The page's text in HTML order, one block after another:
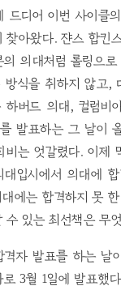
드디어 이번 사이클
찾아왔다. 쟌스 합킨
의대처럼 롤링으로
방식을 취하지 않고,
하버드 의대, 컬럼비
발표하는 그 날이
비는 엇갈렸다. 이제
입시에서 의대에
에는 합격하지 못
수 있는 최선책은 무
격자 발표를 하는 날
3월 1일에 발표했